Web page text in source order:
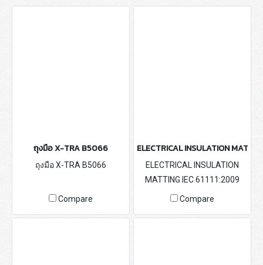
ถุงมือ X-TRA B5066
ถุงมือ X-TRA B5066
Compare
ELECTRICAL INSULATION
ELECTRICAL INSULATION
MATTING IEC 61111:2009
Compare